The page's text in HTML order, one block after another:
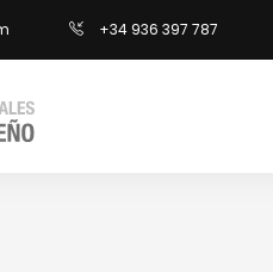
+34 936 397 787